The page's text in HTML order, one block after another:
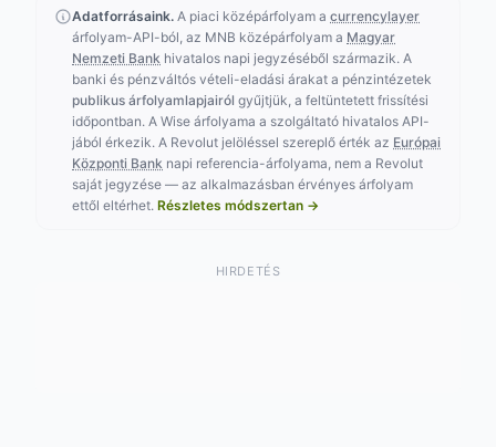
Adatforrásaink. A piaci középárfolyam a currencylayer
árfolyam-API-ból, az MNB középárfolyam a Magyar
Nemzeti Bank hivatalos napi jegyzéséből származik. A
banki és pénzváltós vételi-eladási árakat a pénzintézetek
publikus árfolyamlapjairól gyűjtjük, a feltüntetett frissítési
időpontban. A Wise árfolyama a szolgáltató hivatalos API-
jából érkezik. A Revolut jelöléssel szereplő érték az Európai
Központi Bank napi referencia-árfolyama, nem a Revolut
saját jegyzése — az alkalmazásban érvényes árfolyam
ettől eltérhet. Részletes módszertan →
HIRDETÉS